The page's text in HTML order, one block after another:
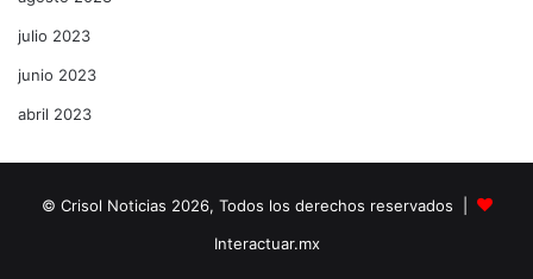
julio 2023
junio 2023
abril 2023
© Crisol Noticias 2026, Todos los derechos reservados |
Interactuar.mx